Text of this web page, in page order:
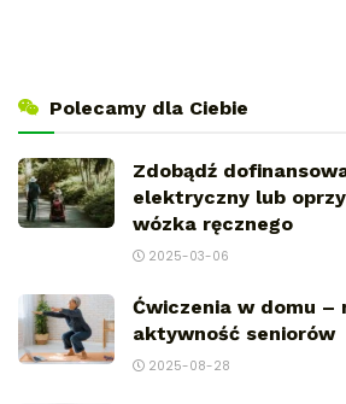
Polecamy dla Ciebie
Zdobądź
elektryczny lub
wózka ręcznego
2025-03-06
Ćwiczenia w domu –
aktywność seniorów
2025-08-28